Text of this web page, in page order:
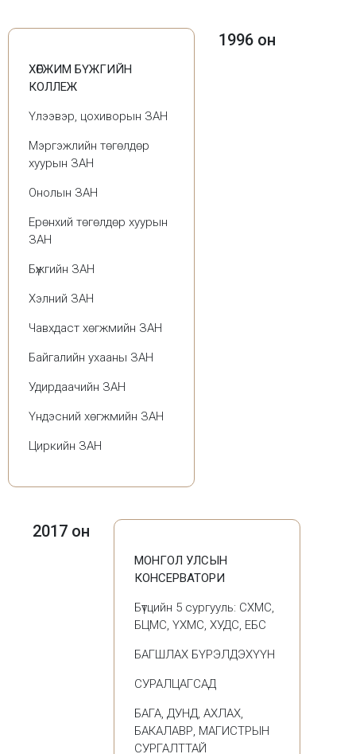
1996 он
ХӨГЖИМ БҮЖГИЙН
КОЛЛЕЖ
Үлээвэр, цохиворын ЗАН
Мэргэжлийн төгөлдөр
хуурын ЗАН
Онолын ЗАН
Ерөнхий төгөлдөр хуурын
ЗАН
Бүжгийн ЗАН
Хэлний ЗАН
Чавхдаст хөгжмийн ЗАН
Байгалийн ухааны ЗАН
Удирдаачийн ЗАН
Үндэсний хөгжмийн ЗАН
Циркийн ЗАН
2017 он
МОНГОЛ УЛСЫН
КОНСЕРВАТОРИ
Бүтцийн 5 сургууль: СХМС,
БЦМС, ҮХМС, ХУДС, ЕБС
БАГШЛАХ БҮРЭЛДЭХҮҮН
СУРАЛЦАГСАД
БАГА, ДУНД, АХЛАХ,
БАКАЛАВР, МАГИСТРЫН
СУРГАЛТТАЙ